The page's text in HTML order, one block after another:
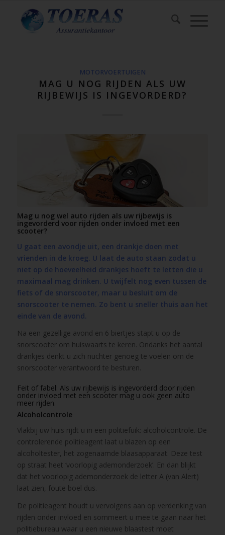
MOTORVOERTUIGEN
MAG U NOG RIJDEN ALS UW
RIJBEWIJS IS INGEVORDERD?
Mag u nog wel auto rijden als uw rijbewijs is
ingevorderd voor rijden onder invloed met een
scooter?
U gaat een avondje uit, een drankje doen met
vrienden in de kroeg. U laat de auto staan zodat u
niet op de hoeveelheid drankjes hoeft te letten die u
maximaal mag drinken. U twijfelt nog even tussen de
fiets of de snorscooter, maar u besluit om de
snorscooter te nemen. Zo bent u sneller thuis aan het
einde van de avond.
Na een gezellige avond en 6 biertjes stapt u op de
snorscooter om huiswaarts te keren. Ondanks het aantal
drankjes denkt u zich nuchter genoeg te voelen om de
snorscooter verantwoord te besturen.
Feit of fabel: Als uw rijbewijs is ingevorderd door rijden
onder invloed met een scooter mag u ook geen auto
meer rijden.
Alcoholcontrole
Vlakbij uw huis rijdt u in een politiefuik: alcoholcontrole. De
controlerende politieagent laat u blazen op een
alcoholtester, het zogenaamde blaasapparaat. Deze test
op straat heet ‘voorlopig ademonderzoek’. En dan blijkt
dat het voorlopig ademonderzoek de letter A (van Alert)
laat zien, foute boel dus.
De politieagent houdt u vervolgens aan op verdenking van
rijden onder invloed en sommeert u mee te gaan naar het
politiebureau waar u een nieuwe blaastest moet